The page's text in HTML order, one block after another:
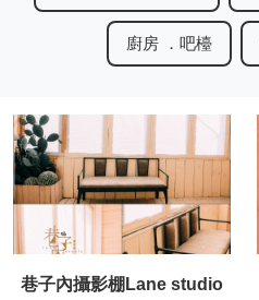
廚房 ．吧檯
巷子內攝影棚Lane studio